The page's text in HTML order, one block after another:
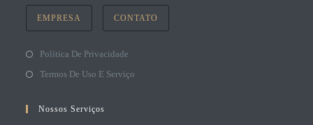
EMPRESA CONTATO
Política De Privacidade
Termos De Uso E Serviço
Nossos Serviços